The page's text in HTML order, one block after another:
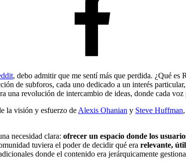
, debo admitir que me sentí más que perdida. ¿Qué es
de subforos, cada uno dedicado a un interés
una revolución de intercambio de ideas, donde cada
la visión y esfuerzo de Alexis Ohanian y Steve Huffman
necesidad clara: ofrecer un espacio donde los
tuviera el poder de decidir qué era relevante,
donde el contenido era jerárquicamente